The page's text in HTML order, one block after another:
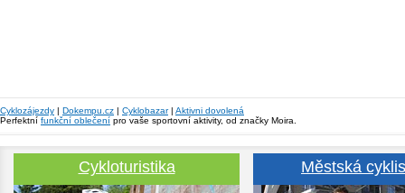
Cyklozájezdy | Dokempu.cz | Cyklobazar| Aktivni dovolená
Perfektní funkční oblečení pro vaše sportovní aktivity, od značky Moira.
Cykloturistika Městská